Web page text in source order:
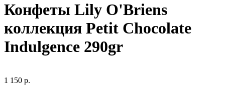
Конфеты Lily O'Briens
коллекция Petit Chocolate
Indulgence 290gr
1 150 р.